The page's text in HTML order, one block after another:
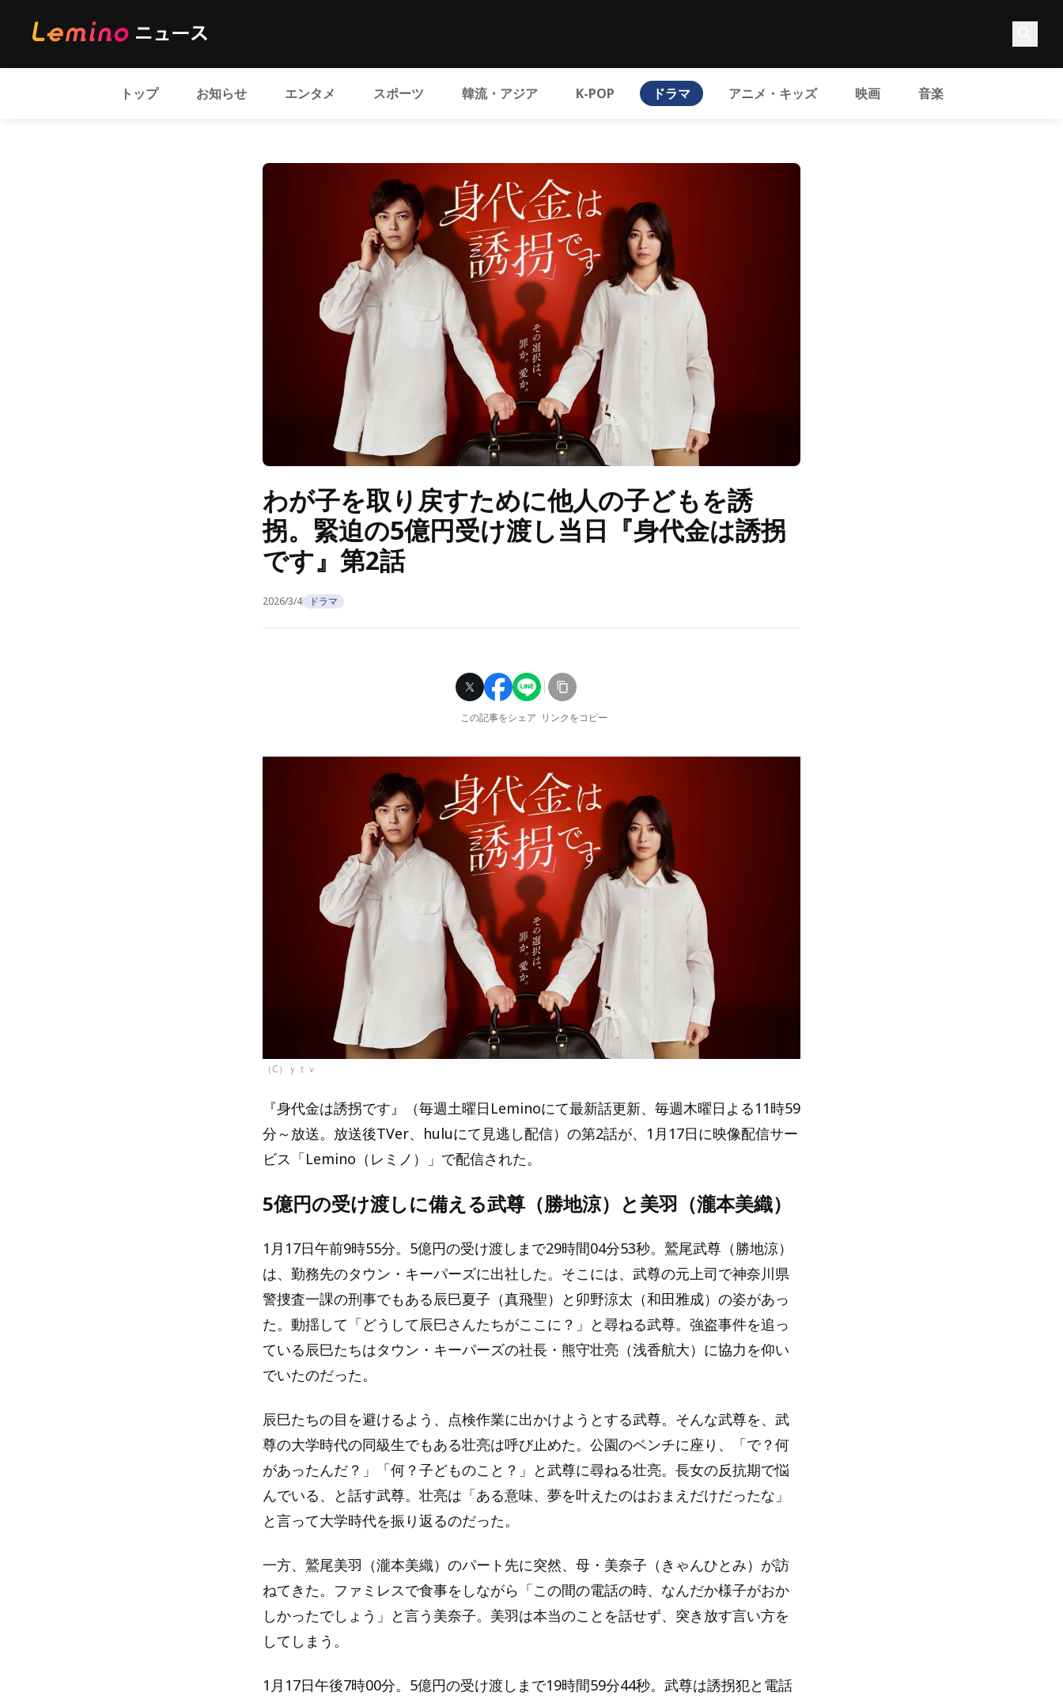
トップ お知らせ エンタメ スポーツ 韓流・アジア K-POP ドラマ アニメ・キッズ 映画 音楽
わが子を取り戻すために他人の子どもを誘
拐。緊迫の5億円受け渡し当日『身代金は誘拐
です』第2話
2026/3/4 ドラマ
この記事をシェア リンクをコピー
（C）ｙｔｖ
『身代金は誘拐です』（毎週土曜日Leminoにて最新話更新、毎週木曜日よる11時59
分～放送。放送後TVer、huluにて見逃し配信）の第2話が、1月17日に映像配信サー
ビス「Lemino（レミノ）」で配信された。
5億円の受け渡しに備える武尊（勝地涼）と美羽（瀧本美織）
1月17日午前9時55分。5億円の受け渡しまで29時間04分53秒。鷲尾武尊（勝地涼）
は、勤務先のタウン・キーパーズに出社した。そこには、武尊の元上司で神奈川県
警捜査一課の刑事でもある辰巳夏子（真飛聖）と卯野涼太（和田雅成）の姿があっ
た。動揺して「どうして辰巳さんたちがここに？」と尋ねる武尊。強盗事件を追っ
ている辰巳たちはタウン・キーパーズの社長・熊守壮亮（浅香航大）に協力を仰い
でいたのだった。
辰巳たちの目を避けるよう、点検作業に出かけようとする武尊。そんな武尊を、武
尊の大学時代の同級生でもある壮亮は呼び止めた。公園のベンチに座り、「で？何
があったんだ？」「何？子どものこと？」と武尊に尋ねる壮亮。長女の反抗期で悩
んでいる、と話す武尊。壮亮は「ある意味、夢を叶えたのはおまえだけだったな」
と言って大学時代を振り返るのだった。
一方、鷲尾美羽（瀧本美織）のパート先に突然、母・美奈子（きゃんひとみ）が訪
ねてきた。ファミレスで食事をしながら「この間の電話の時、なんだか様子がおか
しかったでしょう」と言う美奈子。美羽は本当のことを話せず、突き放す言い方を
してしまう。
1月17日午後7時00分。5億円の受け渡しまで19時間59分44秒。武尊は誘拐犯と電話